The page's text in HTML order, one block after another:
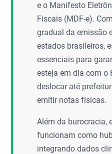
e o Manifesto
Fiscais (MDF-e).
gradual da emissão
estados brasileiros,
essenciais para
esteja em dia com o
deslocar até
emitir notas físicas.
Além da burocracia,
funcionam como
integrando dados